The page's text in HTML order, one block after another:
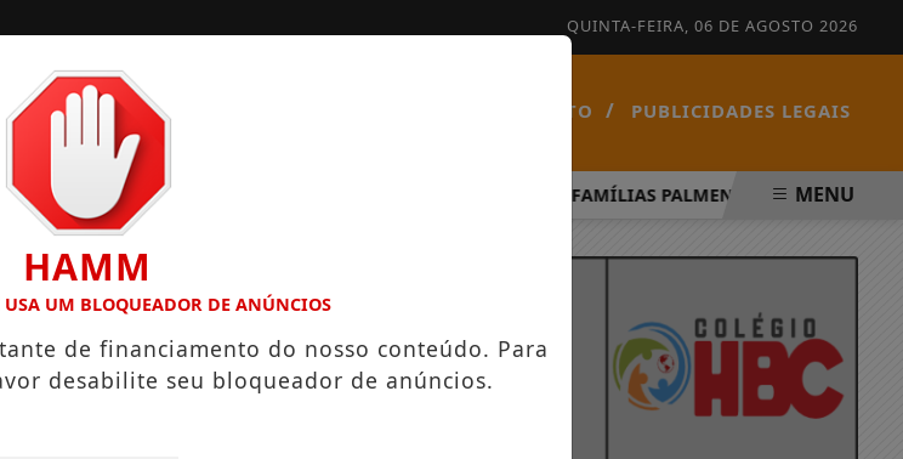
QUINTA-FEIRA, 06 DE AGOSTO 2026
INÍCIO CONTATO / PUBLICIDADES LEGAIS
R$ 3,8 MIL IGREJA DO DIVINO ESPÍRITO SANTO FAMÍLIAS PALMENSES FORAM MENU
HAMM
USA UM BLOQUEADOR DE ANÚNCIOS
de financiamento do nosso conteúdo. Para
desabilite seu bloqueador de anúncios.